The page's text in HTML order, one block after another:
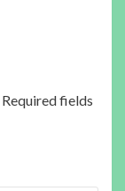
Required fields